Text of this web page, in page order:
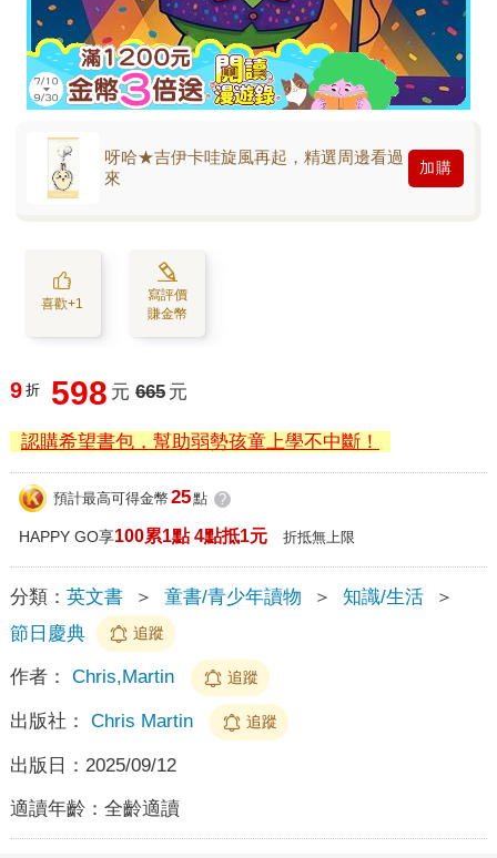
呀哈★吉伊卡哇旋風再起，精選周邊看過
來
加購
喜歡+1
寫評價
賺金幣
9 折 598 元 665 元
認購希望書包，幫助弱勢孩童上學不中斷！
預計最高可得金幣 25點 ?
HAPPY GO享100累1點 4點抵1元 折抵無上限
分類： 英文書 ＞ 童書/青少年讀物 ＞ 知識/生活
＞
節日慶典
追蹤
作者： Chris,Martin 追蹤
出版社： Chris Martin 追蹤
出版日： 2025/09/12
適讀年齡： 全齡適讀